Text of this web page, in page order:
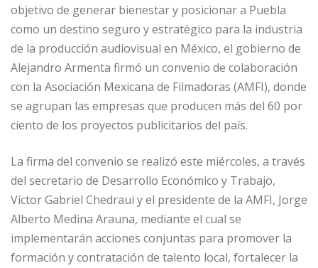
objetivo de generar bienestar y posicionar a Puebla
como un destino seguro y estratégico para la industria
de la producción audiovisual en México, el gobierno de
Alejandro Armenta firmó un convenio de colaboración
con la Asociación Mexicana de Filmadoras (AMFI), donde
se agrupan las empresas que producen más del 60 por
ciento de los proyectos publicitarios del país.
La firma del convenio se realizó este miércoles, a través
del secretario de Desarrollo Económico y Trabajo,
Víctor Gabriel Chedraui y el presidente de la AMFI, Jorge
Alberto Medina Arauna, mediante el cual se
implementarán acciones conjuntas para promover la
formación y contratación de talento local, fortalecer la